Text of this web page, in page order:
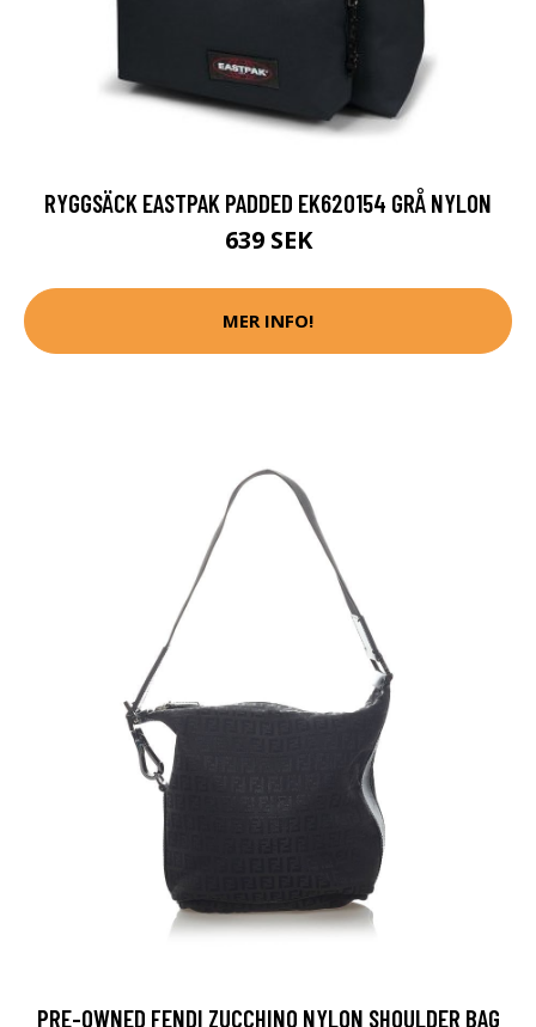
RYGGSÄCK EASTPAK PADDED EK620154 GRÅ NYLON
639 SEK
MER INFO!
PRE-OWNED FENDI ZUCCHINO NYLON SHOULDER BAG